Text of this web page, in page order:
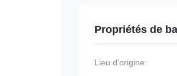
Propriétés de
Lieu d'origine: